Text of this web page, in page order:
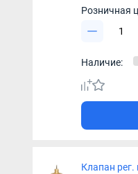
Розничная
Наличие:
Клапан рег.